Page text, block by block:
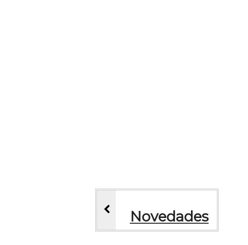
Novedades